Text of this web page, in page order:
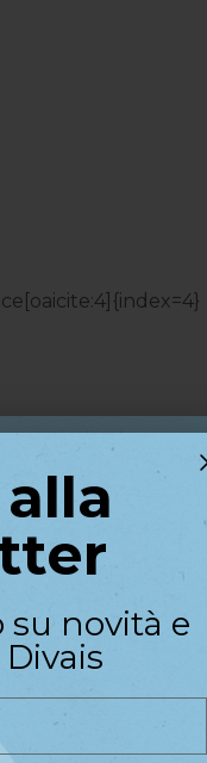
sconto di
sul primo
novità e